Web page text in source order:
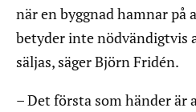
när en byggnad hamnar
betyder inte nödvändigtvis
säljas, säger Björn Fridén.
– Det första som händer